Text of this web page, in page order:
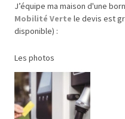
J’équipe ma maison d'une
Mobilité Verte le devis est
disponible) :
Les photos